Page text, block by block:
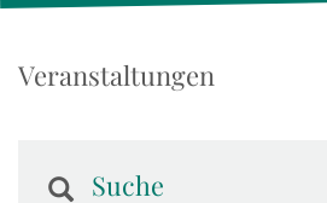
Veranstaltungen
Suche